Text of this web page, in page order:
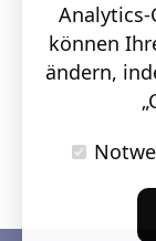
können
ändern,